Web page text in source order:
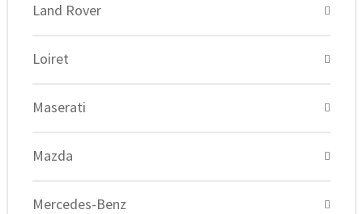
Land Rover
Loiret
Maserati
Mazda
Mercedes-Benz